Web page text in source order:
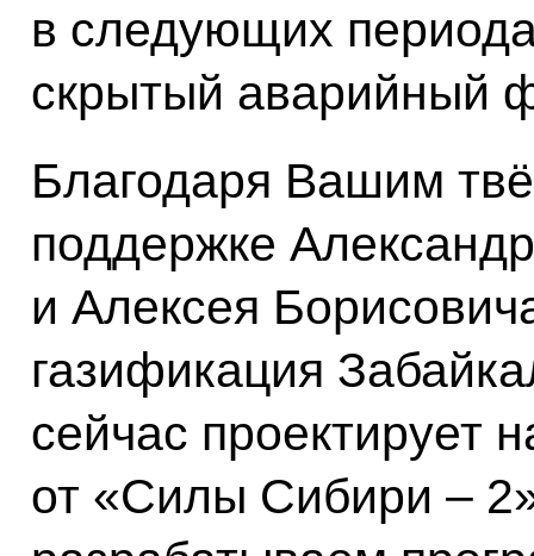
в следующих
скрытый аварийный
Благодаря Вашим
поддержке
и Алексея
газификация
сейчас проектирует
от «Силы Сибири –